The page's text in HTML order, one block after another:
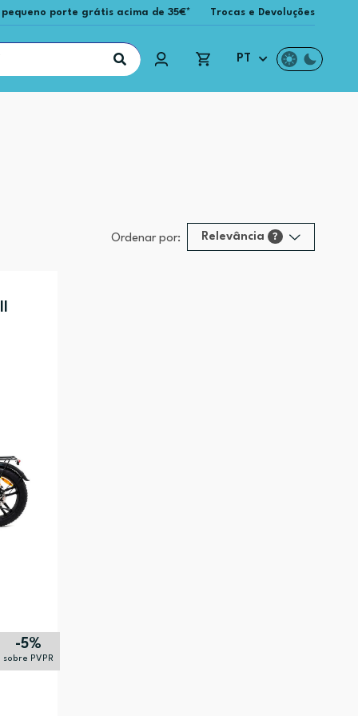
porte grátis acima de 35€* Trocas e Devoluções
PT
Ordenar por: Relevância ?
-5%
sobre PVPR